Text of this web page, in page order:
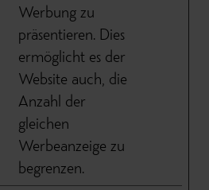
Werbung zu
präsentieren. Dies
ermöglicht es der
Website auch, die
Anzahl der
gleichen
Werbeanzeige zu
begrenzen.